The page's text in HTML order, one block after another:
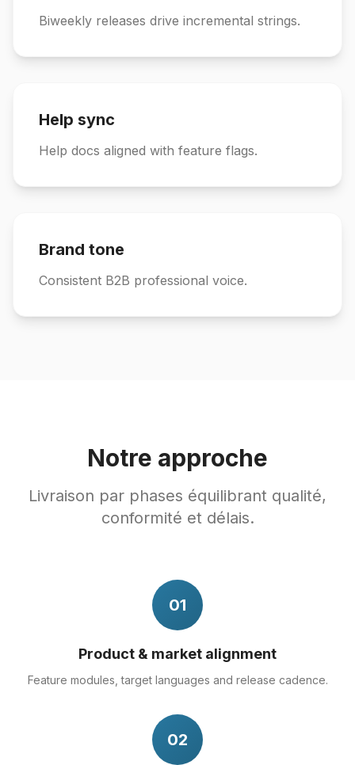
Biweekly releases drive incremental strings.
Help sync
Help docs aligned with feature flags.
Brand tone
Consistent B2B professional voice.
Notre approche
Livraison par phases équilibrant qualité,
conformité et délais.
01
Product & market alignment
Feature modules, target languages and release cadence.
02